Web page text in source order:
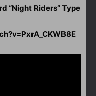
“Night Riders” Type